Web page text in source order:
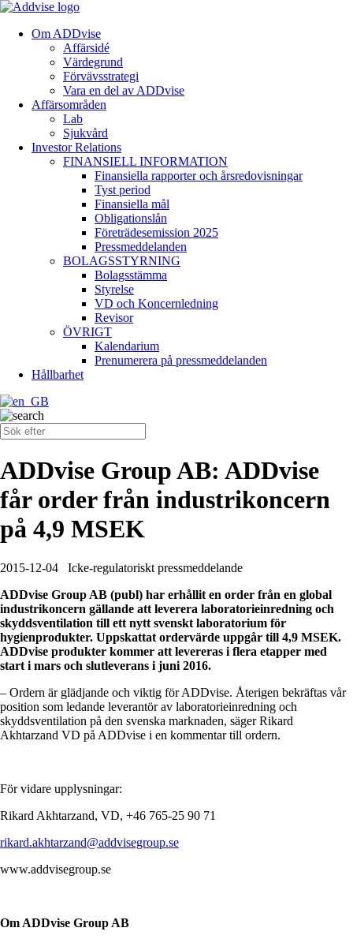
Om ADDvise
Affärsidé
Värdegrund
Förvävsstrategi
Vara en del av ADDvise
Affärsområden
Lab
Sjukvård
Investor Relations
FINANSIELL INFORMATION
Finansiella rapporter och årsredovisningar
Tyst period
Finansiella mål
Obligationslån
Företrädesemission 2025
Pressmeddelanden
BOLAGSSTYRNING
Bolagsstämma
Styrelse
VD och Koncernledning
Revisor
ÖVRIGT
Kalendarium
Prenumerera på pressmeddelanden
Hållbarhet
ADDvise Group AB: ADDvise
får order från industrikoncern
på 4,9 MSEK
2015-12-04
Icke-regulatoriskt pressmeddelande
ADDvise Group AB (publ) har erhållit en order från en global
industrikoncern gällande att leverera laboratorieinredning och
skyddsventilation till ett nytt svenskt laboratorium för
hygienprodukter. Uppskattat ordervärde uppgår till 4,9 MSEK.
ADDvise produkter kommer att levereras i flera etapper med
start i mars och slutleverans i juni 2016.
– Ordern är glädjande och viktig för ADDvise. Återigen bekräftas vår
position som ledande leverantör av laboratorieinredning och
skyddsventilation på den svenska marknaden, säger Rikard
Akhtarzand VD på ADDvise i en kommentar till ordern.
För vidare upplysningar:
Rikard Akhtarzand, VD, +46 765-25 90 71
rikard.akhtarzand@addvisegroup.se
www.addvisegroup.se
Om ADDvise Group AB